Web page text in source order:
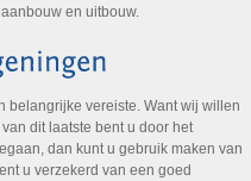
en uitbouw.
belangrijke vereiste. Want wij willen
dit laatste bent u door het
dan kunt u gebruik maken van
u verzekerd van een goed